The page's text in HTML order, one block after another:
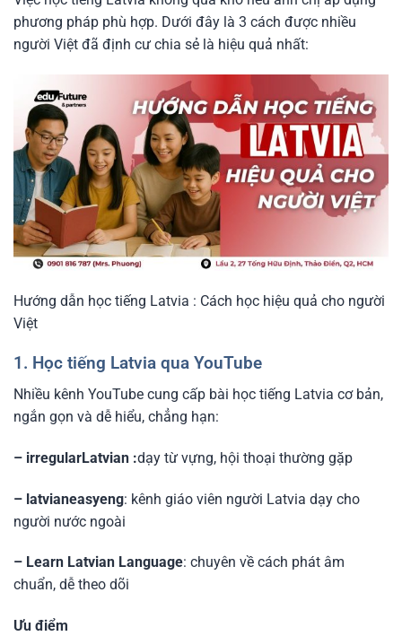
phương pháp phù hợp. Dưới đây là 3 cách được nhiều
người Việt đã định cư chia sẻ là hiệu quả nhất:
Hướng dẫn học tiếng Latvia : Cách học hiệu quả cho người
Việt
1. Học tiếng Latvia qua YouTube
Nhiều kênh YouTube cung cấp bài học tiếng Latvia cơ bản,
ngắn gọn và dễ hiểu, chẳng hạn:
– irregularLatvian :dạy từ vựng, hội thoại thường gặp
– latvianeasyeng: kênh giáo viên người Latvia dạy cho
người nước ngoài
– Learn Latvian Language: chuyên về cách phát âm
chuẩn, dễ theo dõi
Ưu điểm